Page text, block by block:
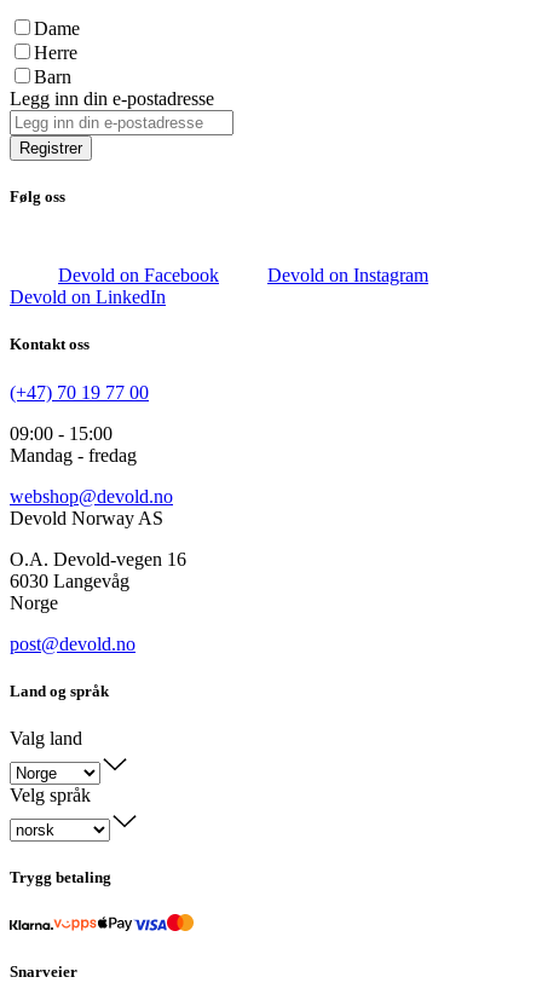
Dame
Herre
Barn
Legg inn din e-postadresse
Registrer
Følg oss
Devold on Facebook
Devold on Instagram
Devold on LinkedIn
Kontakt oss
(+47) 70 19 77 00
09:00 - 15:00
Mandag - fredag
webshop@devold.no
Devold Norway AS
O.A. Devold-vegen 16
6030 Langevåg
Norge
post@devold.no
Land og språk
Valg land
Velg språk
Trygg betaling
Snarveier